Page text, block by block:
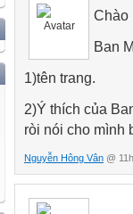
Nhây dây
Bắn bi
Đá cầu
VẼ TRANH: ĐỀ
Trước khi đi
Vở vẽ, SGK
Bút chì
Chào
Ban
1)tên trang.
2)Ý thích của
ròi nói cho mình
Nguyễn Hông Vân @